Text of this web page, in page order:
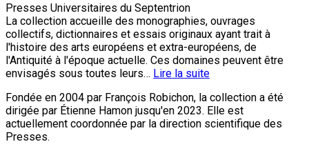
Presses Universitaires du Septentrion
La collection accueille des monographies, ouvrages
collectifs, dictionnaires et essais originaux ayant trait à
l'histoire des arts européens et extra-européens, de
l'Antiquité à l'époque actuelle. Ces domaines peuvent être
envisagés sous toutes leurs… Lire la suite
Fondée en 2004 par François Robichon, la collection a été
dirigée par Étienne Hamon jusqu'en 2023. Elle est
actuellement coordonnée par la direction scientifique des
Presses.